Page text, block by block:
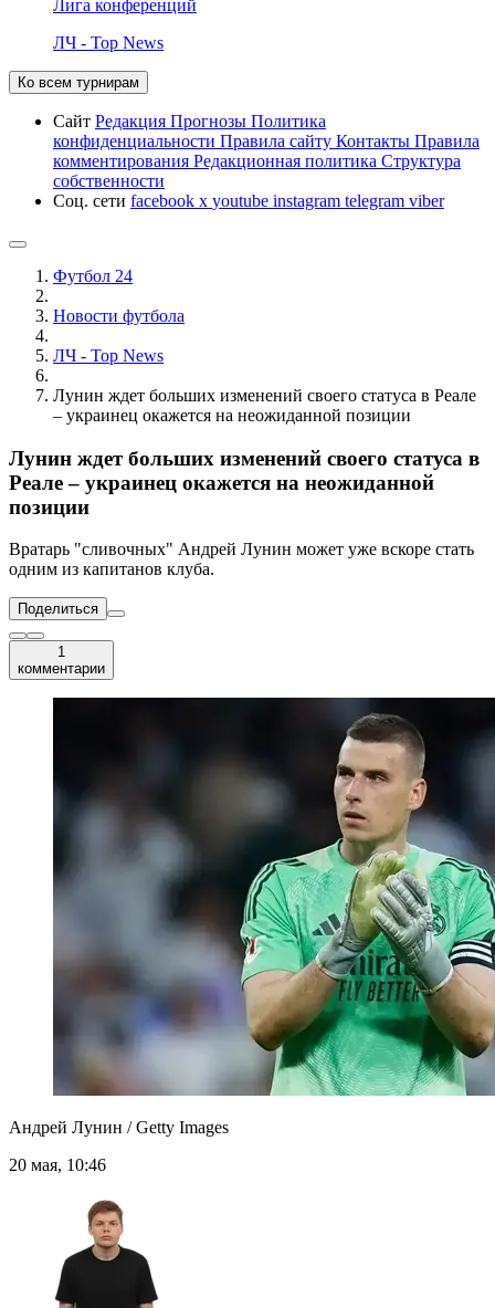
Лига конференций
ЛЧ - Top News
Ко всем турнирам
Сайт Редакция Прогнозы Политика
конфиденциальности Правила сайту Контакты Правила
комментирования Редакционная политика Структура
собственности
Соц. сети facebook x youtube instagram telegram viber
Футбол 24
Новости футбола
ЛЧ - Top News
Лунин ждет больших изменений своего статуса в Реале
– украинец окажется на неожиданной позиции
Лунин ждет больших изменений своего статуса в
Реале – украинец окажется на неожиданной
позиции
Вратарь "сливочных" Андрей Лунин может уже вскоре стать
одним из капитанов клуба.
Поделиться
1
комментарии
Андрей Лунин / Getty Images
20 мая, 10:46